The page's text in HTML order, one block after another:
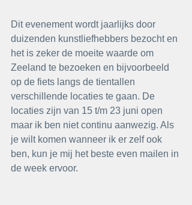
Dit evenement wordt jaarlijks door
duizenden kunstliefhebbers bezocht en
het is zeker de moeite waarde om
Zeeland te bezoeken en bijvoorbeeld
op de fiets langs de tientallen
verschillende locaties te gaan. De
locaties zijn van 15 t/m 23 juni open
maar ik ben niet continu aanwezig. Als
je wilt komen wanneer ik er zelf ook
ben, kun je mij het beste even mailen in
de week ervoor.